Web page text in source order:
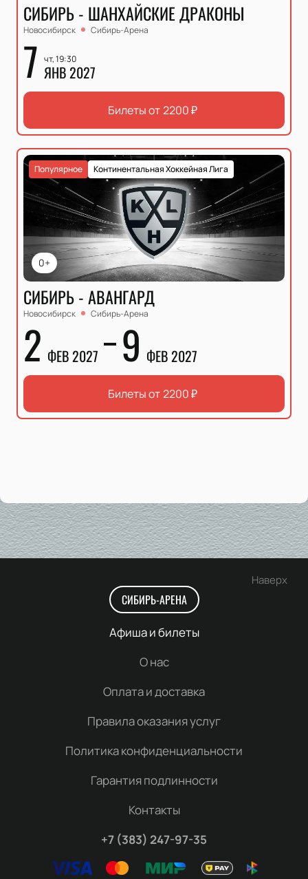
СИБИРЬ - ШАНХАЙСКИЕ ДРАКОНЫ
Новосибирск Сибирь-Арена
7 чт, 19:30
ЯНВ 2027
Билеты от2200₽
0+
Континентальная Хоккейная Лига
Популярное
СИБИРЬ - АВАНГАРД
Новосибирск Сибирь-Арена
2 ФЕВ 2027 9 ФЕВ 2027
Билеты от2200₽
Наверх
СИБИРЬ-АРЕНА
Афиша и билеты
О нас
Оплата и доставка
Правила оказания услуг
Политика конфиденциальности
Гарантия подлинности
Контакты
+7 (383) 247-97-35